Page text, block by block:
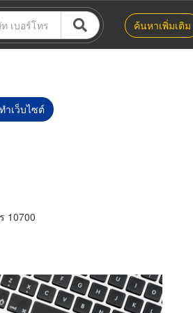
ค้นหาเพิ่มเติม
ำเว็บไซต์
10700